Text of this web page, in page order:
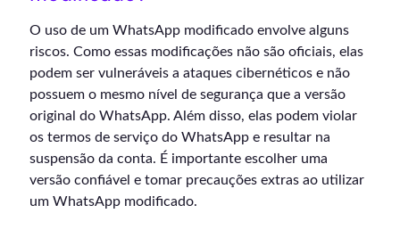
O uso de um WhatsApp modificado envolve alguns
riscos. Como essas modificações não são oficiais, elas
podem ser vulneráveis a ataques cibernéticos e não
possuem o mesmo nível de segurança que a versão
original do WhatsApp. Além disso, elas podem violar
os termos de serviço do WhatsApp e resultar na
suspensão da conta. É importante escolher uma
versão confiável e tomar precauções extras ao utilizar
um WhatsApp modificado.